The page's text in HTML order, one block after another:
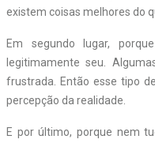
existem coisas melhores do
Em segundo lugar,
legitimamente seu.
frustrada. Então esse tipo
percepção da realidade.
E por último, porque nem